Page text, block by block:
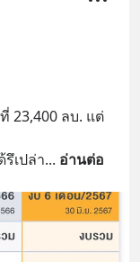
23,400 ลบ. แต่
เปล่า... อ่านต่อ